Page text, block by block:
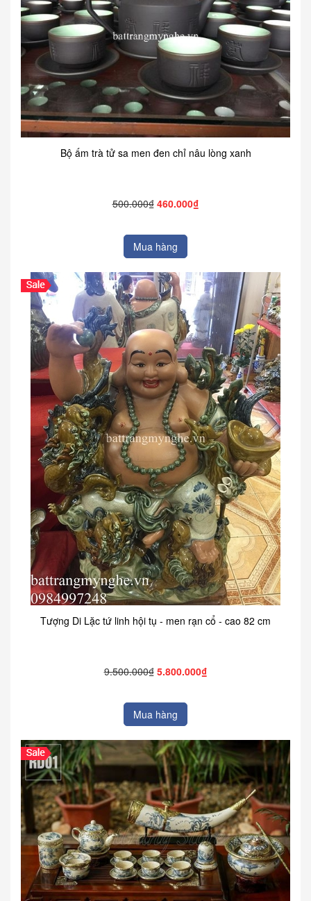
Bộ ấm trà tử sa men đen chỉ nâu lòng xanh
500.000₫ 460.000₫
Mua hàng
Tượng Di Lặc tứ linh hội tụ - men rạn cổ - cao 82 cm
9.500.000₫ 5.800.000₫
Mua hàng